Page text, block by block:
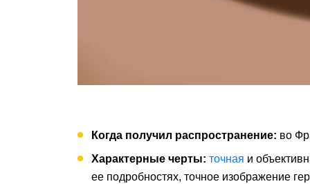
Когда получил распространение: во
Характерные черты: точная и
ее подробностях, точное изображение